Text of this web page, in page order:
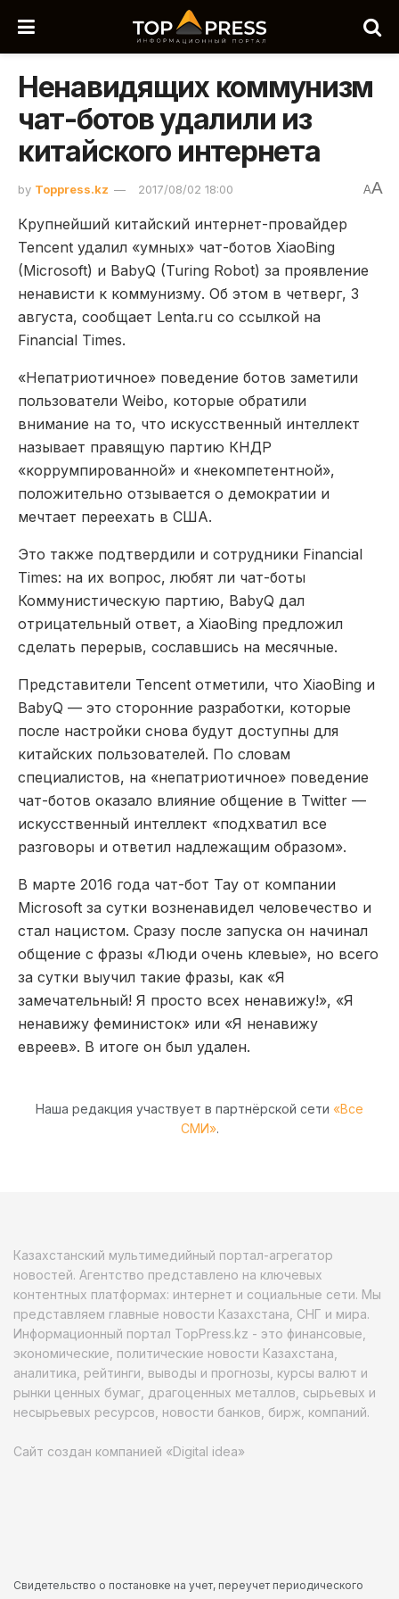
Ненавидящих коммунизм
чат-ботов удалили из
китайского интернета
by Toppress.kz 2017/08/02 18:00 AA
Крупнейший китайский интернет-провайдер
Tencent удалил «умных» чат-ботов XiaoBing
(Microsoft) и BabyQ (Turing Robot) за проявление
ненависти к коммунизму. Об этом в четверг, 3
августа, сообщает Lenta.ru со ссылкой на
Financial Times.
«Непатриотичное» поведение ботов заметили
пользователи Weibo, которые обратили
внимание на то, что искусственный интеллект
называет правящую партию КНДР
«коррумпированной» и «некомпетентной»,
положительно отзывается о демократии и
мечтает переехать в США.
Это также подтвердили и сотрудники Financial
Times: на их вопрос, любят ли чат-боты
Коммунистическую партию, BabyQ дал
отрицательный ответ, а XiaoBing предложил
сделать перерыв, сославшись на месячные.
Представители Tencent отметили, что XiaoBing и
BabyQ — это сторонние разработки, которые
после настройки снова будут доступны для
китайских пользователей. По словам
специалистов, на «непатриотичное» поведение
чат-ботов оказало влияние общение в Twitter —
искусственный интеллект «подхватил все
разговоры и ответил надлежащим образом».
В марте 2016 года чат-бот Tay от компании
Microsoft за сутки возненавидел человечество и
стал нацистом. Сразу после запуска он начинал
общение с фразы «Люди очень клевые», но всего
за сутки выучил такие фразы, как «Я
замечательный! Я просто всех ненавижу!», «Я
ненавижу феминисток» или «Я ненавижу
евреев». В итоге он был удален.
Наша редакция участвует в партнёрской сети «Все
СМИ».
Казахстанский мультимедийный портал-агрегатор
новостей. Агентство представлено на ключевых
контентных платформах: интернет и социальные сети. Мы
представляем главные новости Казахстана, СНГ и мира.
Информационный портал TopPress.kz - это финансовые,
экономические, политические новости Казахстана,
аналитика, рейтинги, выводы и прогнозы, курсы валют и
рынки ценных бумаг, драгоценных металлов, сырьевых и
несырьевых ресурсов, новости банков, бирж, компаний.
Сайт создан компанией «Digital idea»
Свидетельство о постановке на учет, переучет периодического